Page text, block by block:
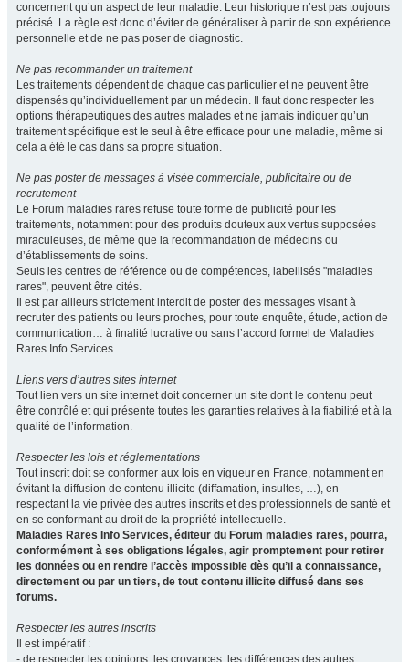
concernent qu’un aspect de leur maladie. Leur historique n’est pas toujours
précisé. La règle est donc d’éviter de généraliser à partir de son expérience
personnelle et de ne pas poser de diagnostic.
Ne pas recommander un traitement
Les traitements dépendent de chaque cas particulier et ne peuvent être
dispensés qu’individuellement par un médecin. Il faut donc respecter les
options thérapeutiques des autres malades et ne jamais indiquer qu’un
traitement spécifique est le seul à être efficace pour une maladie, même si
cela a été le cas dans sa propre situation.
Ne pas poster de messages à visée commerciale, publicitaire ou de
recrutement
Le Forum maladies rares refuse toute forme de publicité pour les
traitements, notamment pour des produits douteux aux vertus supposées
miraculeuses, de même que la recommandation de médecins ou
d’établissements de soins.
Seuls les centres de référence ou de compétences, labellisés "maladies
rares", peuvent être cités.
Il est par ailleurs strictement interdit de poster des messages visant à
recruter des patients ou leurs proches, pour toute enquête, étude, action de
communication… à finalité lucrative ou sans l’accord formel de Maladies
Rares Info Services.
Liens vers d’autres sites internet
Tout lien vers un site internet doit concerner un site dont le contenu peut
être contrôlé et qui présente toutes les garanties relatives à la fiabilité et à la
qualité de l’information.
Respecter les lois et réglementations
Tout inscrit doit se conformer aux lois en vigueur en France, notamment en
évitant la diffusion de contenu illicite (diffamation, insultes, …), en
respectant la vie privée des autres inscrits et des professionnels de santé et
en se conformant au droit de la propriété intellectuelle.
Maladies Rares Info Services, éditeur du Forum maladies rares, pourra,
conformément à ses obligations légales, agir promptement pour retirer
les données ou en rendre l’accès impossible dès qu’il a connaissance,
directement ou par un tiers, de tout contenu illicite diffusé dans ses
forums.
Respecter les autres inscrits
Il est impératif :
- de respecter les opinions, les croyances, les différences des autres